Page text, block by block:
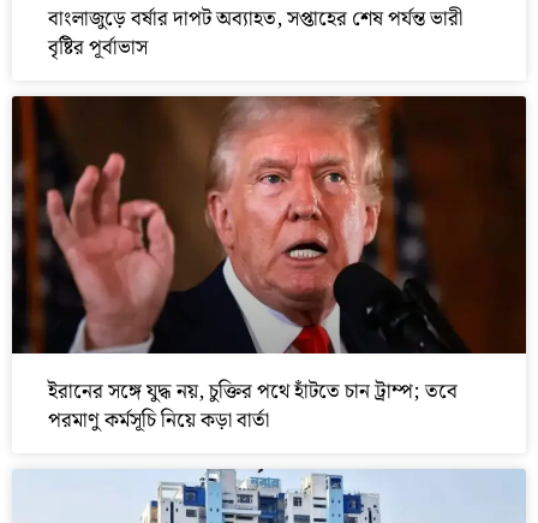
বাংলাজুড়ে বর্ষার দাপট অব্যাহত, সপ্তাহের শেষ পর্যন্ত ভারী
বৃষ্টির পূর্বাভাস
ইরানের সঙ্গে যুদ্ধ নয়, চুক্তির পথে হাঁটতে চান ট্রাম্প; তবে
পরমাণু কর্মসূচি নিয়ে কড়া বার্তা